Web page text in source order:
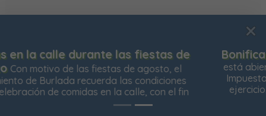
está abierto el plazo para solicitar la bonificación del
Impuesto de Contribución Territorial para el próximo
ejercicio. Las personas propietarias de su vivienda
habitual
Usamos cookies para mejorar su experiencia de
navegación en nuestra web, para mostrarle contenidos
personalizados y analizar el tráfico de nuestra web.
Rechazar todas